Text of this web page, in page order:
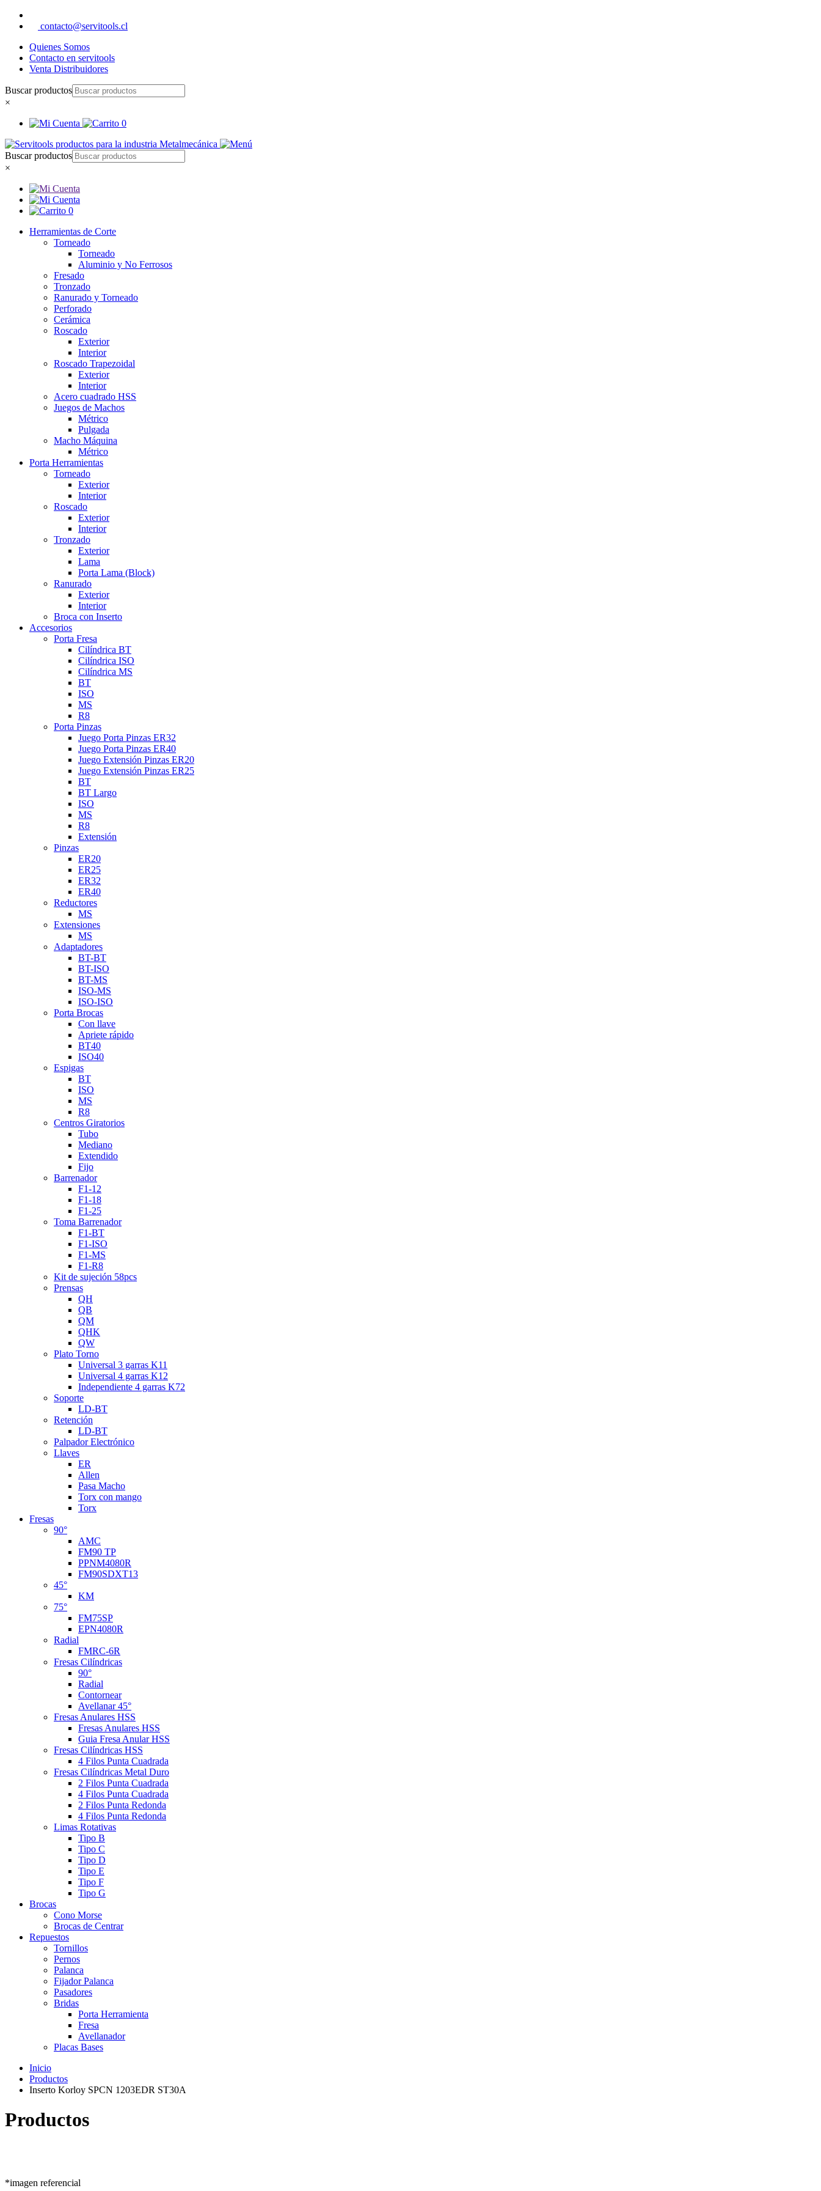
contacto@servitools.cl
Quienes Somos
Contacto en servitools
Venta Distribuidores
Buscar productos
×
0
Buscar productos
×
0
Herramientas de Corte
Torneado
Torneado
Aluminio y No Ferrosos
Fresado
Tronzado
Ranurado y Torneado
Perforado
Cerámica
Roscado
Exterior
Interior
Roscado Trapezoidal
Exterior
Interior
Acero cuadrado HSS
Juegos de Machos
Métrico
Pulgada
Macho Máquina
Métrico
Porta Herramientas
Torneado
Exterior
Interior
Roscado
Exterior
Interior
Tronzado
Exterior
Lama
Porta Lama (Block)
Ranurado
Exterior
Interior
Broca con Inserto
Accesorios
Porta Fresa
Cilíndrica BT
Cilíndrica ISO
Cilíndrica MS
BT
ISO
MS
R8
Porta Pinzas
Juego Porta Pinzas ER32
Juego Porta Pinzas ER40
Juego Extensión Pinzas ER20
Juego Extensión Pinzas ER25
BT
BT Largo
ISO
MS
R8
Extensión
Pinzas
ER20
ER25
ER32
ER40
Reductores
MS
Extensiones
MS
Adaptadores
BT-BT
BT-ISO
BT-MS
ISO-MS
ISO-ISO
Porta Brocas
Con llave
Apriete rápido
BT40
ISO40
Espigas
BT
ISO
MS
R8
Centros Giratorios
Tubo
Mediano
Extendido
Fijo
Barrenador
F1-12
F1-18
F1-25
Toma Barrenador
F1-BT
F1-ISO
F1-MS
F1-R8
Kit de sujeción 58pcs
Prensas
QH
QB
QM
QHK
QW
Plato Torno
Universal 3 garras K11
Universal 4 garras K12
Independiente 4 garras K72
Soporte
LD-BT
Retención
LD-BT
Palpador Electrónico
Llaves
ER
Allen
Pasa Macho
Torx con mango
Torx
Fresas
90°
AMC
FM90 TP
PPNM4080R
FM90SDXT13
45°
KM
75°
FM75SP
EPN4080R
Radial
FMRC-6R
Fresas Cilíndricas
90°
Radial
Contornear
Avellanar 45°
Fresas Anulares HSS
Fresas Anulares HSS
Guia Fresa Anular HSS
Fresas Cilíndricas HSS
4 Filos Punta Cuadrada
Fresas Cilíndricas Metal Duro
2 Filos Punta Cuadrada
4 Filos Punta Cuadrada
2 Filos Punta Redonda
4 Filos Punta Redonda
Limas Rotativas
Tipo B
Tipo C
Tipo D
Tipo E
Tipo F
Tipo G
Brocas
Cono Morse
Brocas de Centrar
Repuestos
Tornillos
Pernos
Palanca
Fijador Palanca
Pasadores
Bridas
Porta Herramienta
Fresa
Avellanador
Placas Bases
Inicio
Productos
Inserto Korloy SPCN 1203EDR ST30A
Productos
*imagen referencial